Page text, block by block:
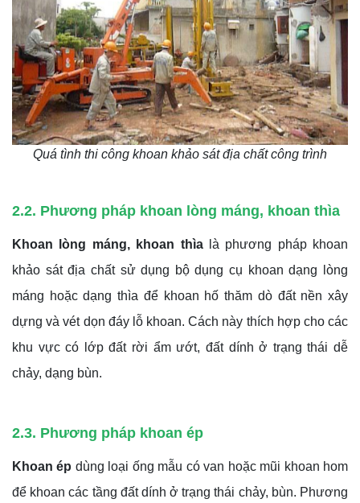
Quá tình thi công khoan khảo sát địa chất công trình
2.2. Phương pháp khoan lòng máng, khoan thìa
Khoan lòng máng, khoan thìalà phương pháp khoan
khảo sát địa chất sử dụng bộ dụng cụ khoan dạng lòng
máng hoặc dạng thìa để khoan hố thăm dò đất nền xây
dựng và vét dọn đáy lỗ khoan. Cách này thích hợp cho các
khu vực có lớp đất rời ẩm ướt, đất dính ở trạng thái dễ
chảy, dạng bùn.
2.3. Phương pháp khoan ép
Khoan ép dùng loại ống mẫu có van hoặc mũi khoan hom
để khoan các tầng đất dính ở trạng thái chảy, bùn. Phương